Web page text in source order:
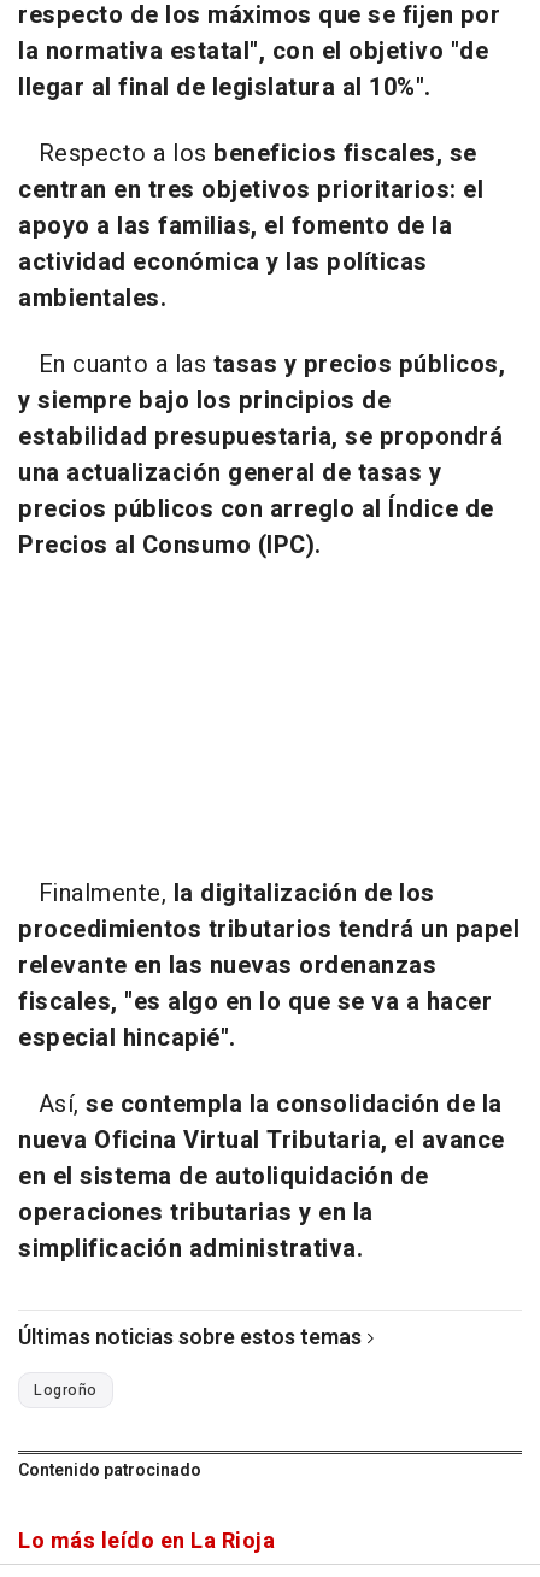
respecto de los máximos que se fijen por
la normativa estatal", con el objetivo "de
llegar al final de legislatura al 10%".
Respecto a los beneficios fiscales, se
centran en tres objetivos prioritarios: el
apoyo a las familias, el fomento de la
actividad económica y las políticas
ambientales.
En cuanto a las tasas y precios públicos,
y siempre bajo los principios de
estabilidad presupuestaria, se propondrá
una actualización general de tasas y
precios públicos con arreglo al Índice de
Precios al Consumo (IPC).
Finalmente, la digitalización de los
procedimientos tributarios tendrá un papel
relevante en las nuevas ordenanzas
fiscales, "es algo en lo que se va a hacer
especial hincapié".
Así, se contempla la consolidación de la
nueva Oficina Virtual Tributaria, el avance
en el sistema de autoliquidación de
operaciones tributarias y en la
simplificación administrativa.
Últimas noticias sobre estos temas
Logroño
Contenido patrocinado
Lo más leído en La Rioja